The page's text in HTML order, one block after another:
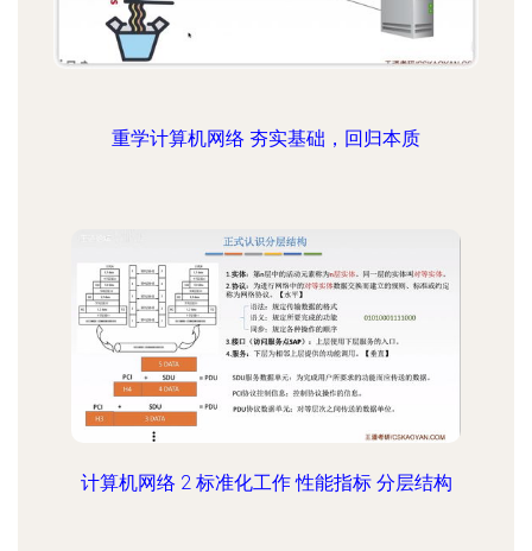
重学计算机网络 夯实基础，回归本质
计算机网络 2 标准化工作 性能指标 分层结构